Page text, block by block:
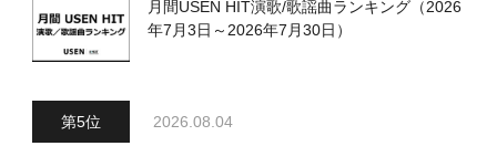
月間USEN HIT演歌/歌謡曲ランキング（2026
年7月3日～2026年7月30日）
2026.08.04